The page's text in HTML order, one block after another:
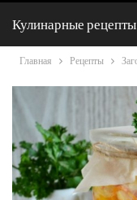
Кулинарные
Главная Рецепты